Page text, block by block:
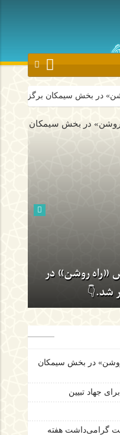
برگزار شد.👇
شد.👇
برای جهاد
روشن» در بخش سیمکان
جهاد تبیین
گرامی‌داشت هفته